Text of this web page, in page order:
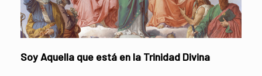
Soy Aquella que está en la Trinidad Divina